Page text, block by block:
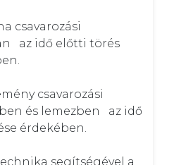
csavarozási
az idő előtti törés
csavarozási
és lemezben   az idő
érdekében.
segítségével a